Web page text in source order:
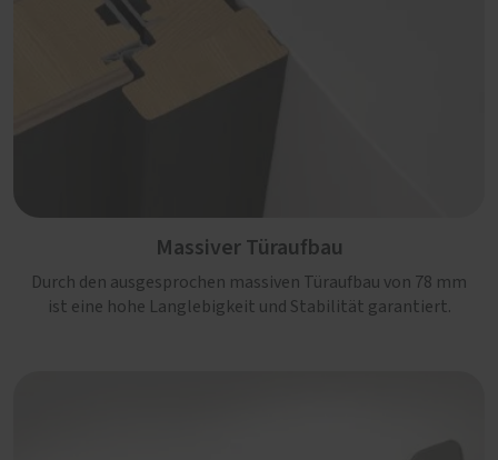
Massiver Türaufbau
Durch den ausgesprochen massiven Türaufbau von 78 mm
ist eine hohe Langlebigkeit und Stabilität garantiert.